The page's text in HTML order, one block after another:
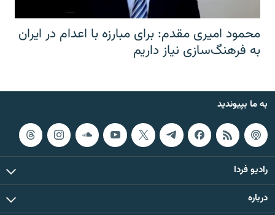
محمود امیری مقدم: برای مبارزه با اعدام در ایران
به فرهنگ‌سازی نیاز داریم
به ما بپیوندید
رادیو فردا
درباره